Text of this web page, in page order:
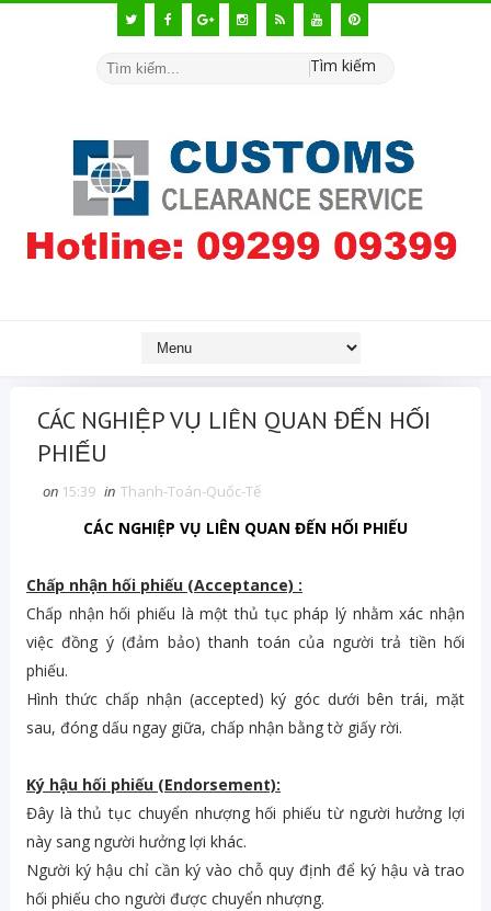
Tìm kiếm
CÁC NGHIỆP VỤ LIÊN QUAN ĐẾN HỐI
PHIẾU
on 15:39 in Thanh-Toán-Quốc-Tế
CÁC NGHIỆP VỤ LIÊN QUAN ĐẾN HỐI PHIẾU
Chấp nhận hối phiếu (Acceptance) :
Chấp nhận hối phiếu là một thủ tục pháp lý nhằm xác nhận
việc đồng ý (đảm bảo) thanh toán của người trả tiền hối
phiếu.
Hình thức chấp nhận (accepted) ký góc dưới bên trái, mặt
sau, đóng dấu ngay giữa, chấp nhận bằng tờ giấy rời.
Ký hậu hối phiếu (Endorsement):
Đây là thủ tục chuyển nhượng hối phiếu từ người hưởng lợi
này sang người hưởng lợi khác.
Người ký hậu chỉ cần ký vào chỗ quy định để ký hậu và trao
hối phiếu cho người được chuyển nhượng.